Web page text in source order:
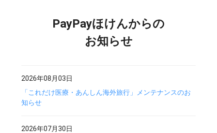
PayPayほけんからの
お知らせ
2026年08月03日
「これだけ医療・あんしん海外旅行」メンテナンスのお
知らせ
2026年07月30日